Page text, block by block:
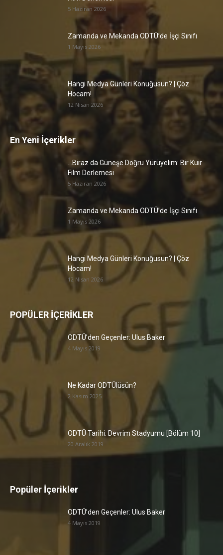
5 Haziran 2026
Zamanda ve Mekanda ODTÜ’de İşçi Sınıfı
1 Mayıs 2026
Hangi Medya Günleri Konuğusun? | Çöz
Hocam!
12 Nisan 2026
En Yeni İçerikler
…Biraz da Güneşe Doğru Yürüyelim: Bir Kuir
Film Derlemesi
5 Haziran 2026
Zamanda ve Mekanda ODTÜ’de İşçi Sınıfı
1 Mayıs 2026
Hangi Medya Günleri Konuğusun? | Çöz
Hocam!
12 Nisan 2026
POPÜLER İÇERİKLER
ODTÜ’den Geçenler: Ulus Baker
4 Mayıs 2019
Ne Kadar ODTÜlüsün?
2 Kasım 2025
ODTÜ Tarihi: Devrim Stadyumu [Bölüm 10]
20 Aralık 2019
Popüler İçerikler
ODTÜ’den Geçenler: Ulus Baker
4 Mayıs 2019